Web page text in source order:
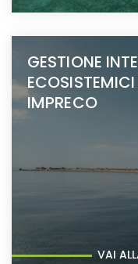
GESTIONE
IMPRECO
VAI